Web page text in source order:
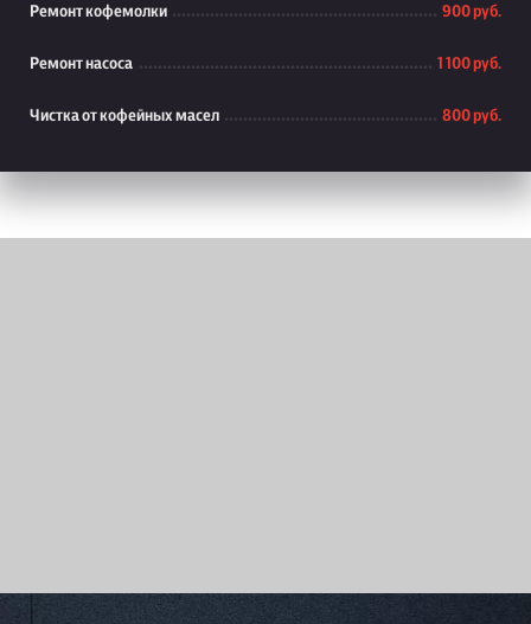
Ремонт кофемолки 900 руб.
Ремонт насоса 1 100 руб.
Чистка от кофейных масел 800 руб.